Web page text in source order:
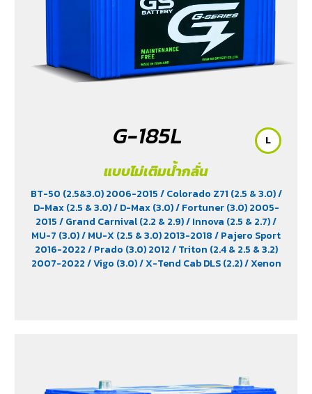
G-185L
แบบไม่เติมน้ำกลั่น
BT-50 (2.5&3.0) 2006-2015/ Colorado Z71 (2.5 & 3.0)/
D-Max (2.5 & 3.0)/ D-Max (3.0)/ Fortuner (3.0) 2005-
2015/ Grand Carnival (2.2 & 2.9)/ Innova (2.5 & 2.7)/
MU-7 (3.0)/ MU-X (2.5 & 3.0) 2013-2018/ Pajero Sport
2016-2022/ Prado (3.0) 2012/ Triton (2.4 & 2.5 & 3.2)
2007-2022/ Vigo (3.0)/ X-Tend Cab DLS (2.2)/ Xenon
L